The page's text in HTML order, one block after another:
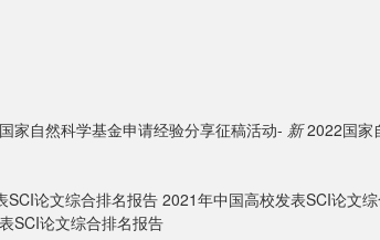
家自然科学基金申请经验分享征稿活动- 新 2022国家
SCI论文综合排名报告2021年中国高校发表SCI论文
SCI论文综合排名报告